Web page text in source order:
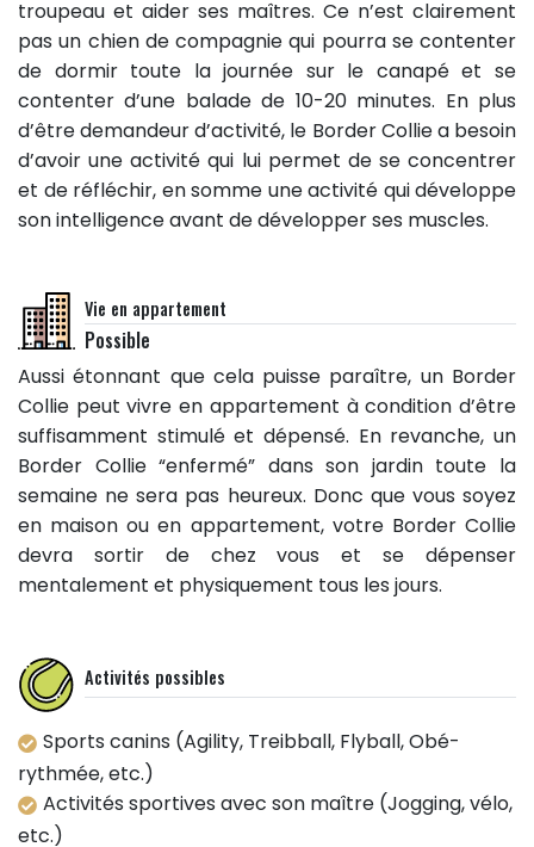
troupeau et aider ses maîtres. Ce n’est clairement
pas un chien de compagnie qui pourra se contenter
de dormir toute la journée sur le canapé et se
contenter d’une balade de 10-20 minutes. En plus
d’être demandeur d’activité, le Border Collie a besoin
d’avoir une activité qui lui permet de se concentrer
et de réfléchir, en somme une activité qui développe
son intelligence avant de développer ses muscles.
Vie en appartement
Possible
Aussi étonnant que cela puisse paraître, un Border
Collie peut vivre en appartement à condition d’être
suffisamment stimulé et dépensé. En revanche, un
Border Collie “enfermé” dans son jardin toute la
semaine ne sera pas heureux. Donc que vous soyez
en maison ou en appartement, votre Border Collie
devra sortir de chez vous et se dépenser
mentalement et physiquement tous les jours.
Activités possibles
Sports canins (Agility, Treibball, Flyball, Obé-
rythmée, etc.)
Activités sportives avec son maître (Jogging, vélo,
etc.)